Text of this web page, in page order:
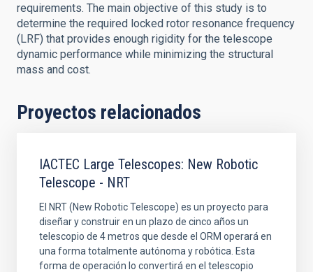
requirements. The main objective of this study is to
determine the required locked rotor resonance frequency
(LRF) that provides enough rigidity for the telescope
dynamic performance while minimizing the structural
mass and cost.
Proyectos relacionados
IACTEC Large Telescopes: New Robotic
Telescope - NRT
El NRT (New Robotic Telescope) es un proyecto para
diseñar y construir en un plazo de cinco años un
telescopio de 4 metros que desde el ORM operará en
una forma totalmente autónoma y robótica. Esta
forma de operación lo convertirá en el telescopio